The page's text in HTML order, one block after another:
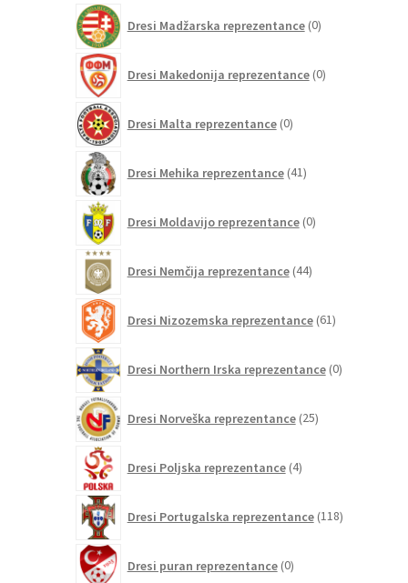
Dresi Madžarska reprezentance 0izdelkov
Dresi Makedonija reprezentance 0izdelkov
Dresi Malta reprezentance 0izdelkov
Dresi Mehika reprezentance 41izdelkov
Dresi Moldavijo reprezentance 0izdelkov
Dresi Nemčija reprezentance 44izdelkov
Dresi Nizozemska reprezentance 61izdelkov
Dresi Northern Irska reprezentance 0izdelkov
Dresi Norveška reprezentance 25izdelkov
Dresi Poljska reprezentance 4izdelki
Dresi Portugalska reprezentance 118izdelkov
Dresi puran reprezentance 0izdelkov